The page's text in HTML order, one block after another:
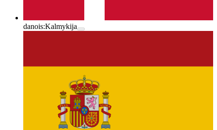
danois:Kalmykija